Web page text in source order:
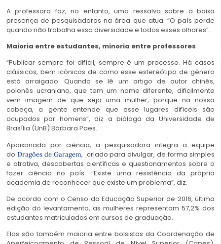
A professora faz, no entanto, uma ressalva sobre a baixa
presença de pesquisadoras na área que atua: “O país perde
quando não trabalha essa diversidade e todos esses olhares”.
Maioria entre estudantes, minoria entre professores
“Publicar sempre foi difícil, sempre é um processo. Há casos
clássicos, bem icônicos de como esse estereótipo de gênero
está arraigado. Quando se lê um artigo de autor chinês,
polonês ucraniano, que tem um nome diferente, dificilmente
vem imagem de que seja uma mulher, porque na nossa
cabeça, a gente entende que esse lugares difíceis são
ocupados por homens”, diz a bióloga da Universidade de
Brasília (UnB) Bárbara Paes.
Apaixonada por ciência, a pesquisadora integra a equipe
do Dragões de Garagem, criado para divulgar, de forma simples
e atrativa, descobertas científicas e questionamentos sobre o
fazer ciência no país. “Existe uma resistência da própria
academia de reconhecer que existe um problema”, diz.
De acordo com o Censo da Educação Superior de 2016, última
edição do levantamento, as mulheres representam 57,2% dos
estudantes matriculados em cursos de graduação.
Elas são também maioria entre bolsistas da Coordenação de